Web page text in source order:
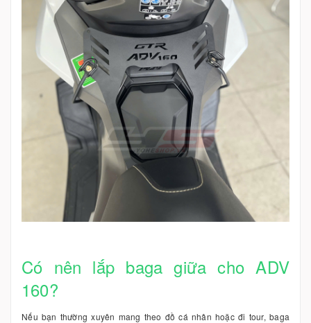
Có nên lắp baga giữa cho ADV
160?
Nếu bạn thường xuyên mang theo đồ cá nhân hoặc đi tour, baga